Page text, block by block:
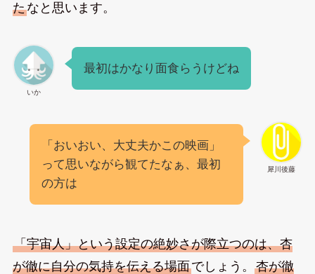
たなと思います。
いか
最初はかなり面食らうけどね
犀川後藤
「おいおい、大丈夫かこの映画」
って思いながら観てたなぁ、最初
の方は
「宇宙人」という設定の絶妙さが際立つのは、杏
が徹に自分の気持を伝える場面でしょう。 杏が徹